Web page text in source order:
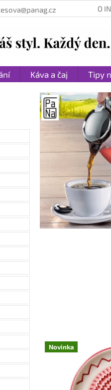
O
Káva a čaj Tipy
O
i
n
t
e
n
e
t
o
oNovinka